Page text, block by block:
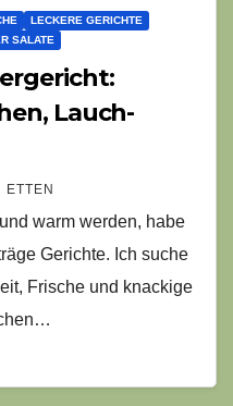
LECKERE GERICHTE
SALATE
Lauch-
ETTEN
warm werden, habe
Gerichte. Ich suche
Frische und knackige